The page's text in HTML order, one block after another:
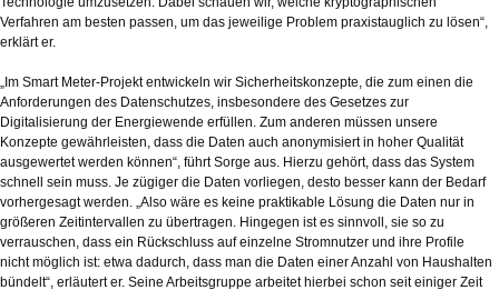
Verfahren am besten passen, um das jeweilige Problem praxistauglich zu lösen“,
erklärt er.
„Im Smart Meter-Projekt entwickeln wir Sicherheitskonzepte, die zum einen die
Anforderungen des Datenschutzes, insbesondere des Gesetzes zur
Digitalisierung der Energiewende erfüllen. Zum anderen müssen unsere
Konzepte gewährleisten, dass die Daten auch anonymisiert in hoher Qualität
ausgewertet werden können“, führt Sorge aus. Hierzu gehört, dass das System
schnell sein muss. Je zügiger die Daten vorliegen, desto besser kann der Bedarf
vorhergesagt werden. „Also wäre es keine praktikable Lösung die Daten nur in
größeren Zeitintervallen zu übertragen. Hingegen ist es sinnvoll, sie so zu
verrauschen, dass ein Rückschluss auf einzelne Stromnutzer und ihre Profile
nicht möglich ist: etwa dadurch, dass man die Daten einer Anzahl von Haushalten
bündelt“, erläutert er. Seine Arbeitsgruppe arbeitet hierbei schon seit einiger Zeit